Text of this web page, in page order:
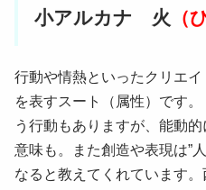
小アルカナ 火 （
行動や情熱といったクリエ
を表すスート（属性）です
う行動もありますが、能動
意味も。また創造や表現は”
なると教えてくれています